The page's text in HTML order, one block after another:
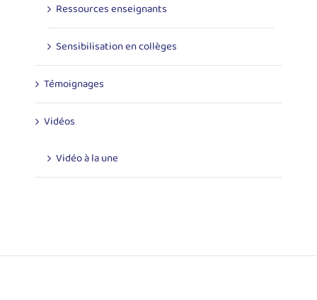
Ressources enseignants
Sensibilisation en collèges
Témoignages
Vidéos
Vidéo à la une